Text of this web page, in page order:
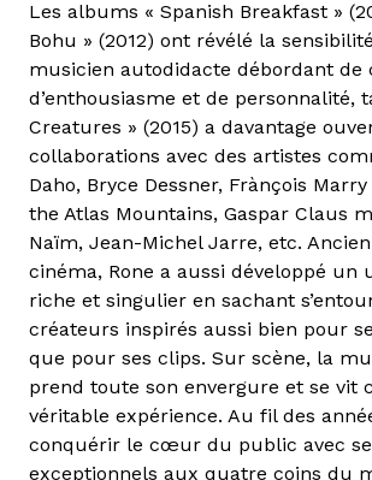
Les albums « Spanish Breakfast »
Bohu » (2012) ont révélé la
musicien autodidacte débordant de
d’enthousiasme et de personnalité,
Creatures » (2015) a davantage
collaborations avec des artistes
Daho, Bryce Dessner, Frànçois
the Atlas Mountains, Gaspar Claus
Naïm, Jean-Michel Jarre, etc.
cinéma, Rone a aussi développé un
riche et singulier en sachant
créateurs inspirés aussi bien pour
que pour ses clips. Sur scène, la
prend toute son envergure et se vit
véritable expérience. Au fil des
conquérir le cœur du public avec
exceptionnels aux quatre coins du